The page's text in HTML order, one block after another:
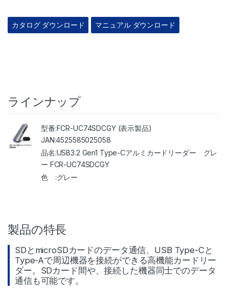
カタログ ダウンロード マニュアル ダウンロード
ラインナップ
FCR-UC74SDCGY (表示製品)
4525585025058
USB3.2 Gen1 Type-Cアルミカードリーダー グレ
ー FCR-UC74SDCGY
グレー
製品の特長
SDとmicroSDカードのデータ通信、USB Type-Cと
Type-Aで周辺機器を接続ができる高機能カードリー
ダー。SDカード間や、接続した機器同士でのデータ
通信も可能です。